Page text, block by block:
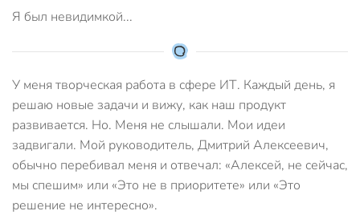
Я был невидимкой...
У меня творческая работа в сфере ИТ. Каждый день, я
решаю новые задачи и вижу, как наш продукт
развивается. Но. Меня не слышали. Мои идеи
задвигали. Мой руководитель, Дмитрий Алексеевич,
обычно перебивал меня и отвечал: «Алексей, не сейчас,
мы спешим» или «Это не в приоритете» или «Это
решение не интересно».